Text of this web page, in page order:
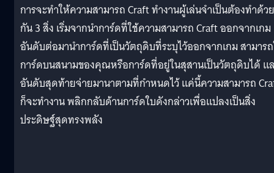
การจะทำให้ความสามารถ Craft ทำงานผู้เล่นจำเป็นต้องทำด้วย
กัน 3 สิ่ง เริ่มจากนำการ์ดที่ใช้ความสามารถ Craft ออกจากเกม
อันดับต่อมานำการ์ดที่เป็นวัตถุดิบที่ระบุไว้ออกจากเกม สามาร
การ์ดบนสนามของคุณหรือการ์ดที่อยู่ในสุสานเป็นวัตถุดิบได้ แ
อันดับสุดท้ายจ่ายมานาตามที่กำหนดไว้ แค่นี้ความสามารถ
ก็จะทำงาน พลิกกลับด้านการ์ดใบดังกล่าวเพื่อแปลงเป็นสิ่ง
ประดิษฐ์สุดทรงพลัง